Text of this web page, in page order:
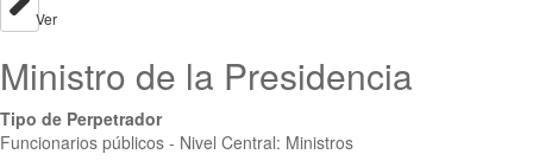
Ver
Ministro de la Presidencia
Tipo de Perpetrador
Funcionarios públicos - Nivel Central: Ministros